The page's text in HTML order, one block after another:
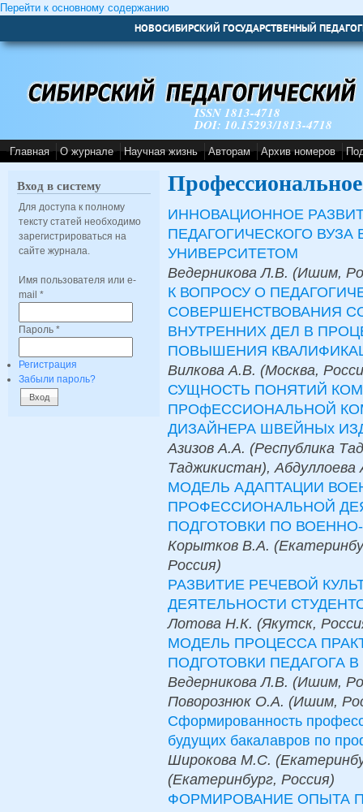
Перейти к основному содержанию
НОВОСИБИРСКИЙ ГОСУДАРСТВЕННЫЙ
ISSN 1813-4718
DOI: 10.15293/1813-4718
Главная О журнале Научная жизнь Авторам Архив номеров
Вход в систему
Для доступа к полному
тексту статей необходимо
зарегистрироваться на
сайте журнала.
Имя пользователя или e-
mail *
Пароль *
Регистрация
Забыли пароль?
ИННОВАЦИОННОЕ
ПЕДАГОГИЧЕСКОГО ВУЗА
УНИВЕРСИТЕТОМ
Ведерникова Л.В. (Ишим,
К ВОПРОСУ О
СОВЕРШЕНСТВОВАНИЯ
ВНУТРЕННИХ ДЕЛ В
ПОВЫШЕНИЯ
Вилкова А.В. (Москва,
СУЩНОСТЬ ПОНЯТИЙ
ПРОфЕССИОНАЛЬНОЙ
ДИЗАЙНЕРА ШВЕЙНЫх
Азизов А.А. (Республика
Таджикистан),
МОДЕЛЬ АДАПТАЦИИ
ПРОФЕССИОНАЛЬНОЙ
ПОДГОТОВКИ ПО
Корытков В.А.
Россия)
РАЗВИТИЕ РЕЧЕВОЙ
ДЕЯТЕЛЬНОСТИ
Лотова Н.К. (Якутск,
МОДЕЛЬ ПРОЦЕССА
ПОДГОТОВКИ ПЕДАГОГА В
Ведерникова Л.В. (Ишим,
Поворознюк О.А. (Ишим,
Сформированность
будущих бакалавров по
Широкова М.С.
(Екатеринбург, Россия)
ФОРМИРОВАНИЕ ОПЫТА